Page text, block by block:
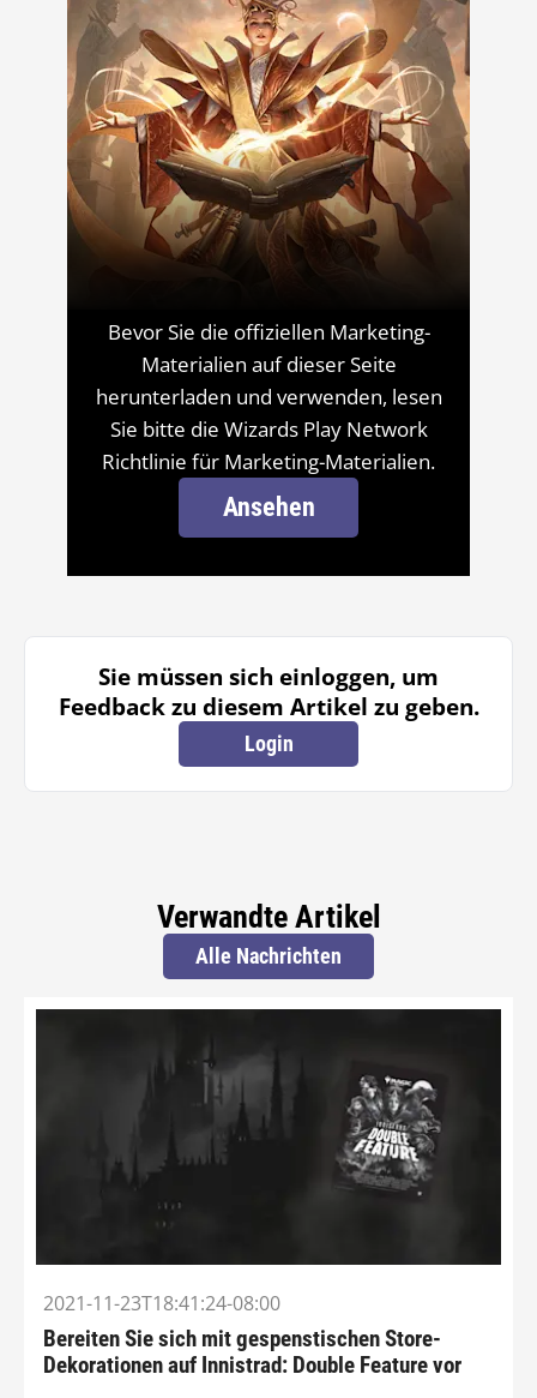
Bevor Sie die offiziellen Marketing-
Materialien auf dieser Seite
herunterladen und verwenden, lesen
Sie bitte die Wizards Play Network
Richtlinie für Marketing-Materialien.
Ansehen
Sie müssen sich einloggen, um
Feedback zu diesem Artikel zu geben.
Login
Verwandte Artikel
Alle Nachrichten
2021-11-23T18:41:24-08:00
Bereiten Sie sich mit gespenstischen Store-
Dekorationen auf Innistrad: Double Feature vor